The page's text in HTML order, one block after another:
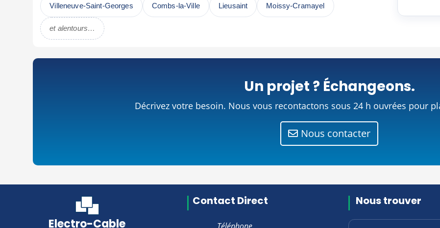
Villeneuve-Saint-Georges Combs-la-Ville Lieusaint Moissy-Cramayel
et alentours…
Un projet ? Échangeons.
Décrivez votre besoin. Nous vous recontactons sous 24 h ouvrées pour
Nous contacter
Electro-Cable
Contact Direct Nous trouver